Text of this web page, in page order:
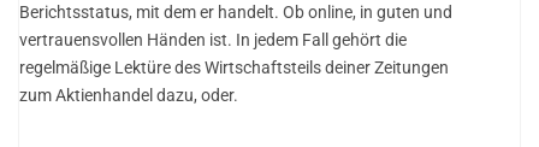
Berichtsstatus, mit dem er handelt. Ob online, in guten und
vertrauensvollen Händen ist. In jedem Fall gehört die
regelmäßige Lektüre des Wirtschaftsteils deiner Zeitungen
zum Aktienhandel dazu, oder.